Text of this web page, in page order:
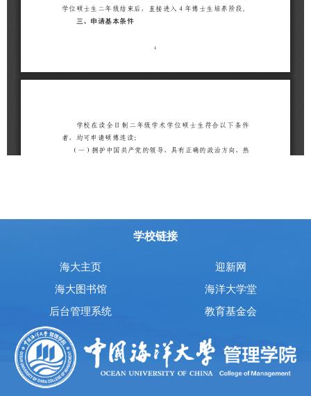
学校链接
海大主页
迎新网
海大图书馆
海洋大学堂
后台管理系统
教育基金会